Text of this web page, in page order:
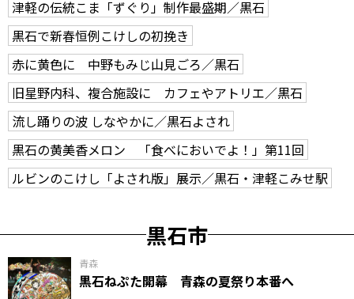
津軽の伝統こま「ずぐり」制作最盛期／黒石
黒石で新春恒例こけしの初挽き
赤に黄色に 中野もみじ山見ごろ／黒石
旧星野内科、複合施設に カフェやアトリエ／黒石
流し踊りの波 しなやかに／黒石よされ
黒石の黄美香メロン 「食べにおいでよ！」第11回
ルビンのこけし「よされ版」展示／黒石・津軽こみせ駅
黒石市
青森
黒石ねぷた開幕 青森の夏祭り本番へ